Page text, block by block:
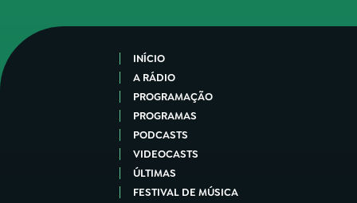
INÍCIO
A RÁDIO
PROGRAMAÇÃO
PROGRAMAS
PODCASTS
VIDEOCASTS
ÚLTIMAS
FESTIVAL DE MÚSICA